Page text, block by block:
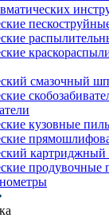
смазочный
кузовные
картриджный
продувочные